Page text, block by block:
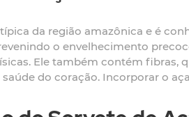
da região amazônica e é
o envelhecimento
Ele também contém fibras,
do coração. Incorporar o